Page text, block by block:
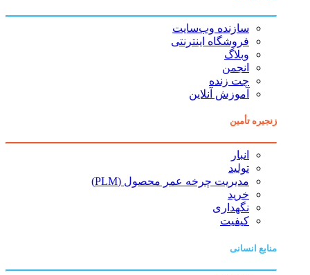
سازنده وب‌سایت
فروشگاه اینترنتی
وبلاگ
انجمن
چت زنده
آموزش آنلاین
زنجیره تأمین
انبار
تولید
مدیریت چرخه عمر محصول (PLM)
خرید
نگهداری
کیفیت
منابع انسانی